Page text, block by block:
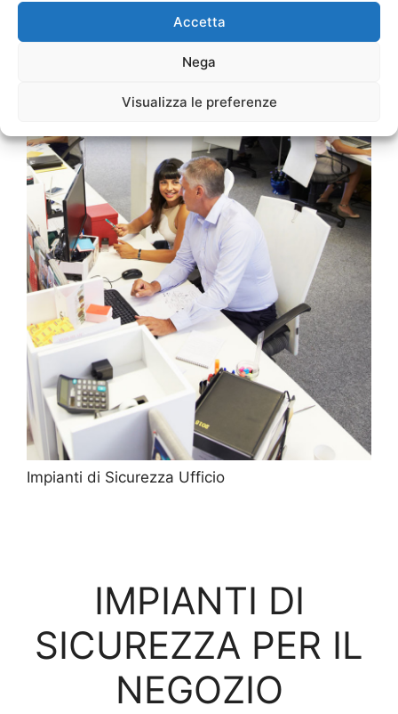
Accetta
Nega
Visualizza le preferenze
Impianti di Sicurezza Ufficio
IMPIANTI DI
SICUREZZA PER IL
NEGOZIO